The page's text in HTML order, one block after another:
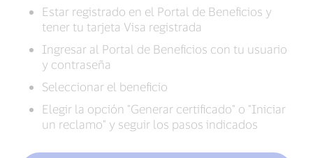
Estar registrado en el Portal de Beneficios y
tener tu tarjeta Visa registrada
Ingresar al Portal de Beneficios con tu usuario
y contraseña
Seleccionar el beneficio
Elegir la opción "Generar certificado" o "Iniciar
un reclamo" y seguir los pasos indicados